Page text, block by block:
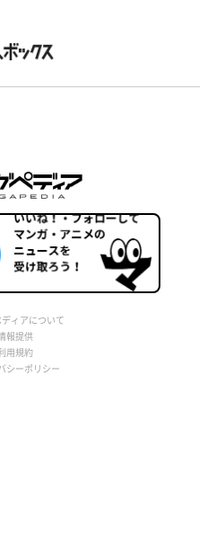
ィアについて
報提供
用規約
シーポリシー